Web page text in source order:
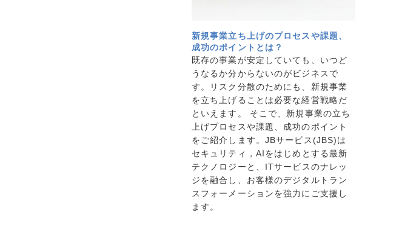
新規事業立ち上げのプロセスや課題、
成功のポイントとは？
既存の事業が安定していても、いつど
うなるか分からないのがビジネスで
す。リスク分散のためにも、新規事業
を立ち上げることは必要な経営戦略だ
といえます。 そこで、新規事業の立ち
上げプロセスや課題、成功のポイント
をご紹介します。JBサービス(JBS)は
セキュリティ，AIをはじめとする最新
テクノロジーと、ITサービスのナレッ
ジを融合し、お客様のデジタルトラン
スフォーメーションを強力にご支援し
ます。